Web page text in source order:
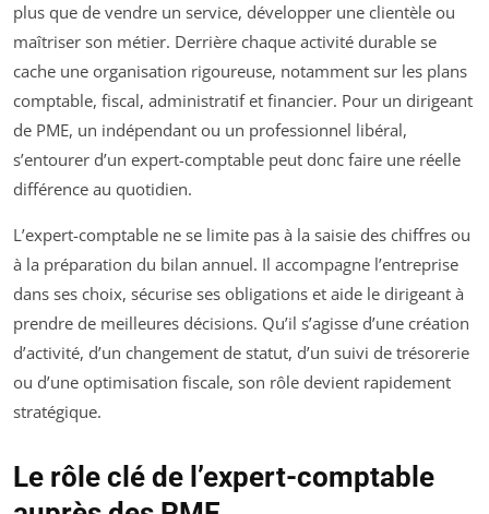
plus que de vendre un service, développer une clientèle ou
maîtriser son métier. Derrière chaque activité durable se
cache une organisation rigoureuse, notamment sur les plans
comptable, fiscal, administratif et financier. Pour un dirigeant
de PME, un indépendant ou un professionnel libéral,
s’entourer d’un expert-comptable peut donc faire une réelle
différence au quotidien.
L’expert-comptable ne se limite pas à la saisie des chiffres ou
à la préparation du bilan annuel. Il accompagne l’entreprise
dans ses choix, sécurise ses obligations et aide le dirigeant à
prendre de meilleures décisions. Qu’il s’agisse d’une création
d’activité, d’un changement de statut, d’un suivi de trésorerie
ou d’une optimisation fiscale, son rôle devient rapidement
stratégique.
Le rôle clé de l’expert-comptable